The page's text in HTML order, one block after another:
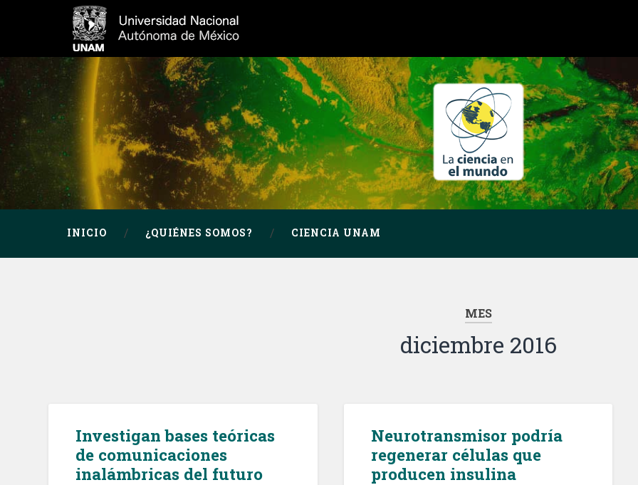
INICIO ¿QUIÉNES SOMOS? CIENCIA UNAM
MES
diciembre 2016
Investigan bases teóricas
de comunicaciones
inalámbricas del futuro
Neurotransmisor podría
regenerar células que
producen insulina